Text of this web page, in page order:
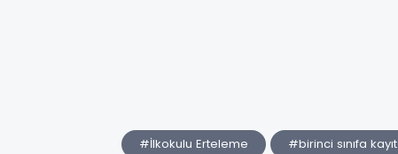
#İlkokulu Erteleme #birinci sınıfa kayıt